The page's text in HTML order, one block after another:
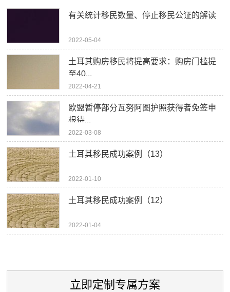
有关统计移民数量、停止移民公证的解读
2022-05-04
土耳其购房移民将提高要求：购房门槛提
至40...
2022-04-21
欧盟暂停部分瓦努阿图护照获得者免签申
根待...
2022-03-08
土耳其移民成功案例（13）
2022-01-10
土耳其移民成功案例（12）
2022-01-04
立即定制专属方案